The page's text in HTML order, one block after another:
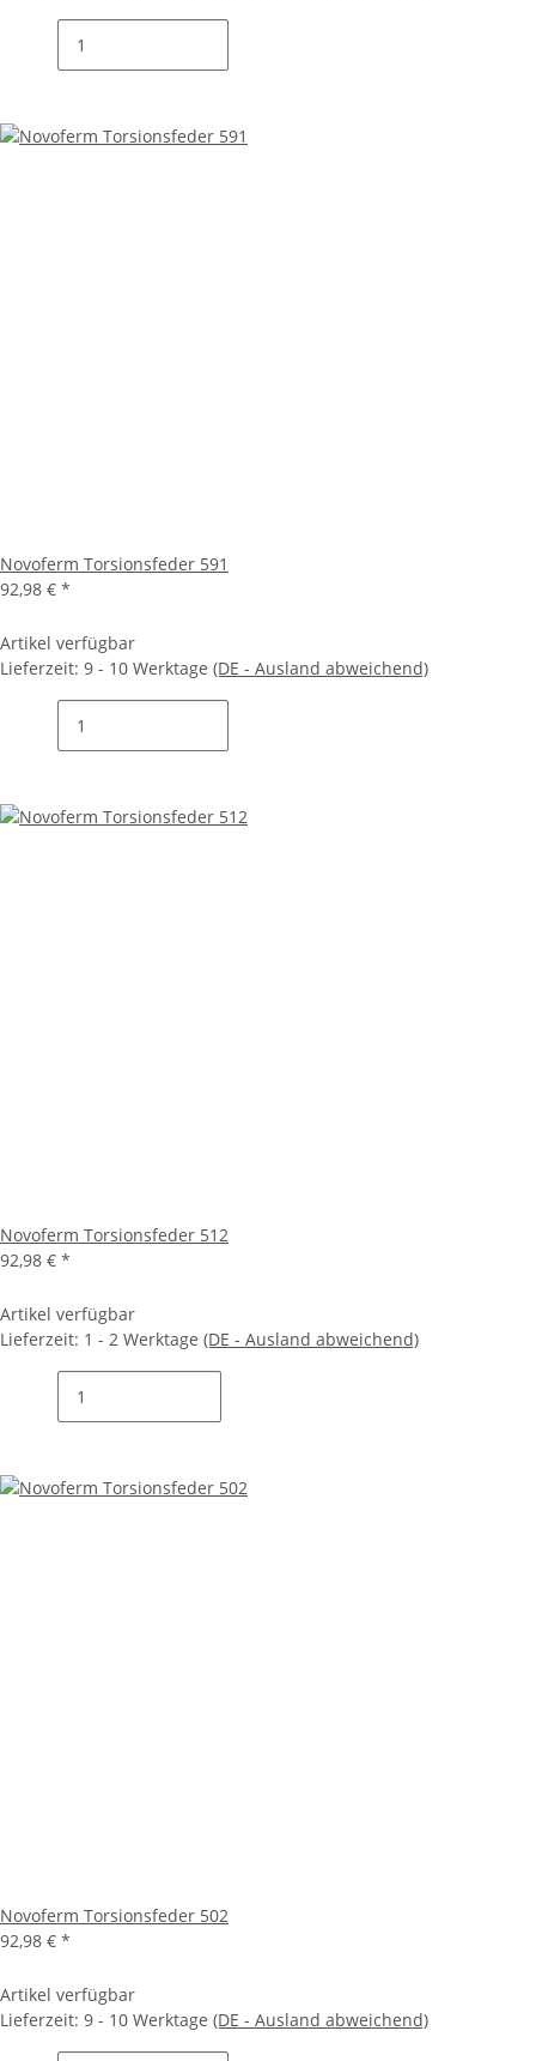
Novoferm Torsionsfeder 591
92,98 € *
Artikel verfügbar
Lieferzeit: 9 - 10 Werktage (DE - Ausland abweichend)
Novoferm Torsionsfeder 512
92,98 € *
Artikel verfügbar
Lieferzeit: 1 - 2 Werktage (DE - Ausland abweichend)
Novoferm Torsionsfeder 502
92,98 € *
Artikel verfügbar
Lieferzeit: 9 - 10 Werktage (DE - Ausland abweichend)